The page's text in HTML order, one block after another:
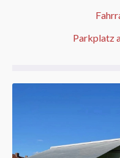
Parkplatz